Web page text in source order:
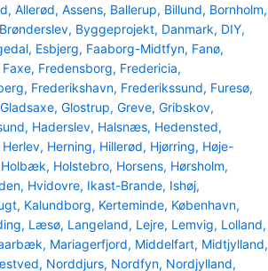
, Allerød, Assens, Ballerup, Billund, Bornholm,
Brønderslev, Byggeprojekt, Danmark, DIY,
, Esbjerg, Faaborg-Midtfyn, Fanø,
Faxe, Fredensborg, Fredericia,
, Frederikshavn, Frederikssund, Furesø,
Gladsaxe, Glostrup, Greve, Gribskov,
, Haderslev, Halsnæs, Hedensted,
Herlev, Herning, Hillerød, Hjørring, Høje-
Holbæk, Holstebro, Horsens, Hørsholm,
, Hvidovre, Ikast-Brande, Ishøj,
, Kalundborg, Kerteminde, København,
, Læsø, Langeland, Lejre, Lemvig, Lolland,
, Mariagerfjord, Middelfart, Midtjylland,
, Norddjurs, Nordfyn, Nordjylland,